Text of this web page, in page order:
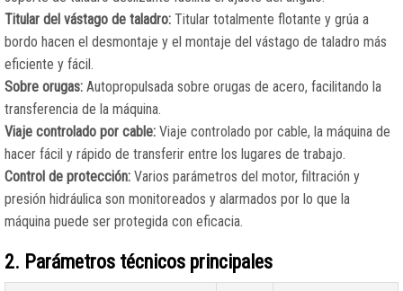
Titular del vástago de taladro: Titular totalmente flotante y grúa a
bordo hacen el desmontaje y el montaje del vástago de taladro más
eficiente y fácil.
Sobre orugas: Autopropulsada sobre orugas de acero, facilitando la
transferencia de la máquina.
Viaje controlado por cable: Viaje controlado por cable, la máquina de
hacer fácil y rápido de transferir entre los lugares de trabajo.
Control de protección: Varios parámetros del motor, filtración y
presión hidráulica son monitoreados y alarmados por lo que la
máquina puede ser protegida con eficacia.
2. Parámetros técnicos principales